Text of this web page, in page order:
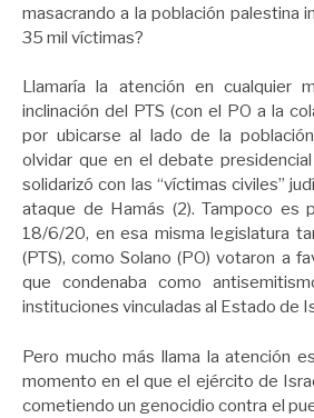
masacrando a la población palestina
35 mil víctimas?
Llamaría la atención en cualquier
inclinación del PTS (con el PO a la
por ubicarse al lado de la
olvidar que en el debate
solidarizó con las “víctimas civiles”
ataque de Hamás (2). Tampoco es
18/6/20, en esa misma legislatura
(PTS), como Solano (PO) votaron a
que condenaba como
instituciones vinculadas al Estado de
Pero mucho más llama la atención
momento en el que el ejército de
cometiendo un genocidio contra el